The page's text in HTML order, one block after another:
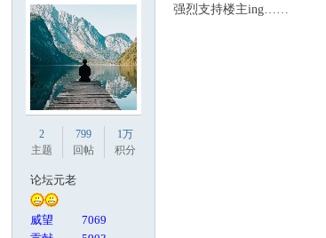
2
主题
799
回帖
1万
积分
论坛元老
威望
7069
强烈支持楼主ing……